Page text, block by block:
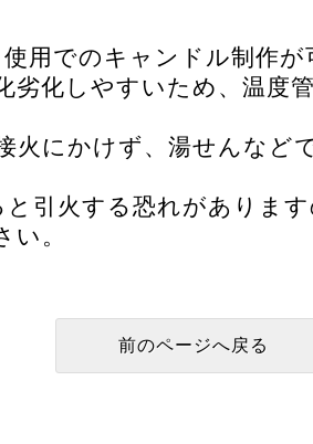
用でのキャンドル制作が
劣化しやすいため、温度
火にかけず、湯せんなど
引火する恐れがありま
い。